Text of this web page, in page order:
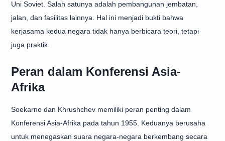
Uni Soviet. Salah satunya adalah pembangunan jembatan,
jalan, dan fasilitas lainnya. Hal ini menjadi bukti bahwa
kerjasama kedua negara tidak hanya berbicara teori, tetapi
juga praktik.
Peran dalam Konferensi Asia-
Afrika
Soekarno dan Khrushchev memiliki peran penting dalam
Konferensi Asia-Afrika pada tahun 1955. Keduanya berusaha
untuk menegaskan suara negara-negara berkembang secara